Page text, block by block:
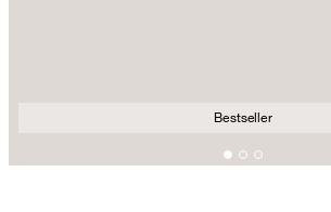
Bestseller